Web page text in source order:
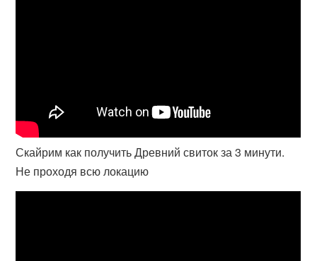
Скайрим как получить Древний свиток за 3 минути.
Не проходя всю локацию